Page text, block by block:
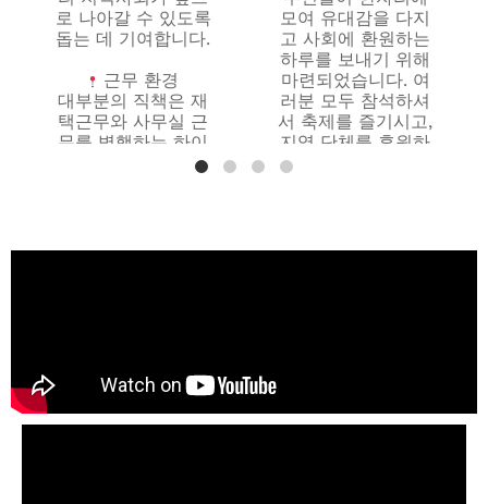
로 나아갈 수 있도록
돕는 데 기여합니다.
근무 환경
대부분의 직책은 재
택근무와 사무실 근
무를 병행하는 하이
브리드 형태입니다.
역을 이동해야 할 수
정이 있다면, 여러분
의 연락을 기다립니
다.
모여 유대감을 다지
고 사회에 환원하는
하루를 보내기 위해
마련되었습니다. 여
러분 모두 참석하셔
서 축제를 즐기시고,
지역 단체를 후원하
며, 우리 섬 공동체를
상인 • 음식 및 음료 •
비영리 단체 활동